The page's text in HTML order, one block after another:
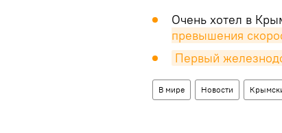
Очень хотел в
превышения
Первый
В мире Новости